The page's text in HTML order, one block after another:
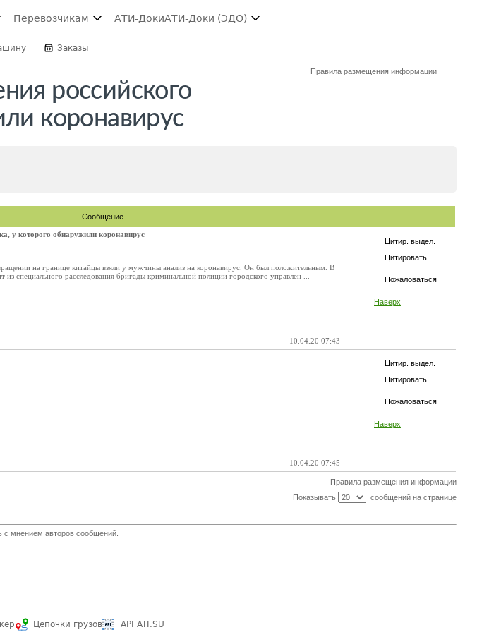
Перевозчикам АТИ-ДокиАТИ-Доки (ЭДО)
Заказы
Правила размещения информации
российского
коронавирус
Сообщение
Цитир. выдел.
Цитировать
Пожаловаться
Наверх
у которого обнаружили коронавирус
на границе китайцы взяли у мужчины анализ на коронавирус. Он был положительным. В
специального расследования бригады криминальной полиции городского управлен ...
10.04.20 07:43
Цитир. выдел.
Цитировать
Пожаловаться
Наверх
10.04.20 07:45
Правила размещения информации
Показывать
сообщений на странице
с мнением авторов сообщений.
Цепочки грузов API ATI.SU